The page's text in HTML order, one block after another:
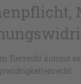
Tierrecht kommt